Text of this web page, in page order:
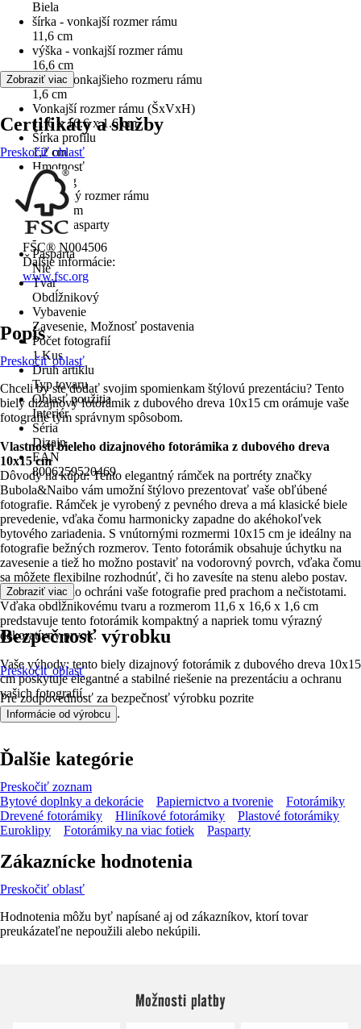
Biela
šírka - vonkajší rozmer rámu
11,6 cm
výška - vonkajší rozmer rámu
16,6 cm
Hĺbka vonkajšieho rozmeru rámu
1,6 cm
Vonkajší rozmer rámu (ŠxVxH)
11.6 x 16.6 x 1.6 cm
Šírka profilu
1,2 cm
Hmotnosť
0,114 kg
Vnútorný rozmer rámu
10x15 cm
Výrez pasparty
-
Pasparta
Nie
Tvar
Obdĺžnikový
Vybavenie
Zavesenie, Možnosť postavenia
Počet fotografií
1 Kus
Druh artiklu
Typ tovaru
Oblasť použitia
Interiér
Séria
Dizajn
EAN
8006259520469
Zobraziť viac
Certifikáty a služby
Preskočiť oblasť
FSC® N004506
Ďalšie informácie:
www.fsc.org
Popis
Preskočiť oblasť
Chceli by ste dodať svojim spomienkam štýlovú prezentáciu? Tento
biely dizajnový fotorámik z dubového dreva 10x15 cm orámuje vaše
fotografie tým správnym spôsobom.
Vlastnosti bieleho dizajnového fotorámika z dubového dreva
10x15 cm
Dôvody na kúpu: Tento elegantný rámček na portréty značky
Bubola&Naibo vám umožní štýlovo prezentovať vaše obľúbené
fotografie. Rámček je vyrobený z pevného dreva a má klasické biele
prevedenie, vďaka čomu harmonicky zapadne do akéhokoľvek
bytového zariadenia. S vnútornými rozmermi 10x15 cm je ideálny na
fotografie bežných rozmerov. Tento fotorámik obsahuje úchytku na
zavesenie a tiež ho možno postaviť na vodorovný povrch, vďaka čomu
sa môžete flexibilne rozhodnúť, či ho zavesíte na stenu alebo postav.
Štandardné sklo ochráni vaše fotografie pred prachom a nečistotami.
Vďaka obdĺžnikovému tvaru a rozmerom 11,6 x 16,6 x 1,6 cm
predstavuje tento fotorámik kompaktný a napriek tomu výrazný
dekoratívny prvok.
Vaše výhody: tento biely dizajnový fotorámik z dubového dreva 10x15
cm poskytuje elegantné a stabilné riešenie na prezentáciu a ochranu
vašich fotografií.
Zobraziť viac
Bezpečnosť výrobku
Preskočiť oblasť
Pre zodpovednosť za bezpečnosť výrobku pozrite
Informácie od výrobcu .
Ďalšie kategórie
Preskočiť zoznam
Bytové doplnky a dekorácie
Papiernictvo a tvorenie
Fotorámiky
Drevené fotorámiky
Hliníkové fotorámiky
Plastové fotorámiky
Euroklipy
Fotorámiky na viac fotiek Pasparty
Zákaznícke hodnotenia
Preskočiť oblasť
Hodnotenia môžu byť napísané aj od zákazníkov, ktorí tovar
preukázateľne nepoužili alebo nekúpili.
Možnosti platby